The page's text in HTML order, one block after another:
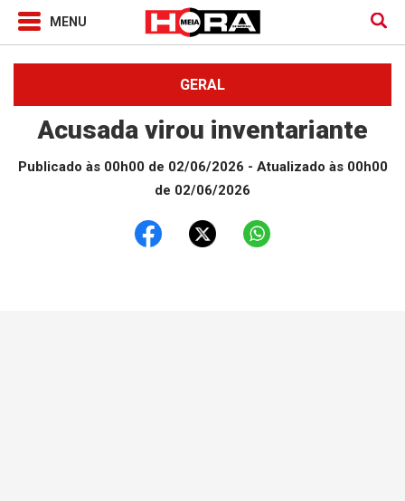
GERAL
Acusada virou inventariante
Publicado às 00h00 de 02/06/2026 - Atualizado às 00h00
de 02/06/2026